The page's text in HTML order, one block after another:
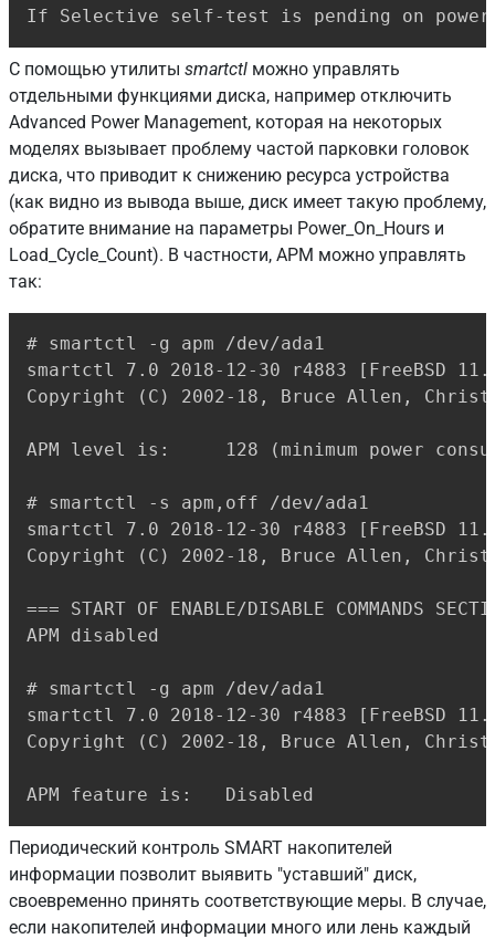
If Selective self-test is pending on
С помощью утилиты smartctl можно управлять
отдельными функциями диска, например отключить
Advanced Power Management, которая на некоторых
моделях вызывает проблему частой парковки головок
диска, что приводит к снижению ресурса устройства
(как видно из вывода выше, диск имеет такую проблему,
обратите внимание на параметры Power_On_Hours и
Load_Cycle_Count). В частности, APM можно управлять
так:
# smartctl -g apm /dev/ada1
smartctl 7.0 2018-12-30 r4883 [FreeBSD
Copyright (C) 2002-18, Bruce Allen,
APM level is:     128 (minimum power
# smartctl -s apm,off /dev/ada1
smartctl 7.0 2018-12-30 r4883 [FreeBSD
Copyright (C) 2002-18, Bruce Allen,
=== START OF ENABLE/DISABLE COMMANDS
APM disabled
# smartctl -g apm /dev/ada1
smartctl 7.0 2018-12-30 r4883 [FreeBSD
Copyright (C) 2002-18, Bruce Allen,
APM feature is:   Disabled
Периодический контроль SMART накопителей
информации позволит выявить "уставший" диск,
своевременно принять соответствующие меры. В случае,
если накопителей информации много или лень каждый